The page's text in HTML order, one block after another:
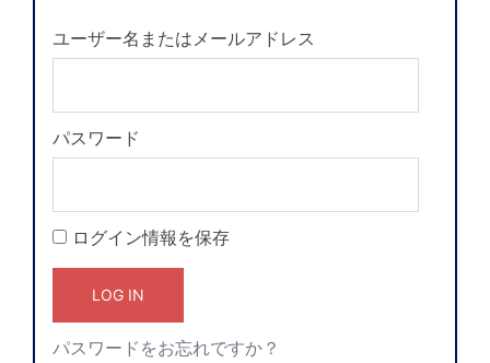
ユーザー名またはメールアドレス
パスワード
ログイン情報を保存
パスワードをお忘れですか？